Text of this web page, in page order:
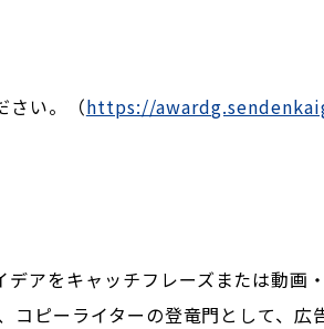
さい。（https://
アをキャッチフレーズまたは動画
ピーライターの登竜門として、